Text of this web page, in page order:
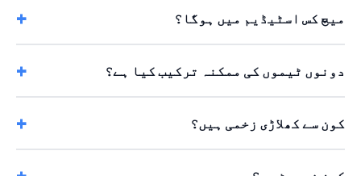
میچ کس اسٹیڈیم میں ہوگا؟
دونوں ٹیموں کی ممکنہ ترکیب کیا ہے؟
کون سے کھلاڑی زخمی ہیں؟